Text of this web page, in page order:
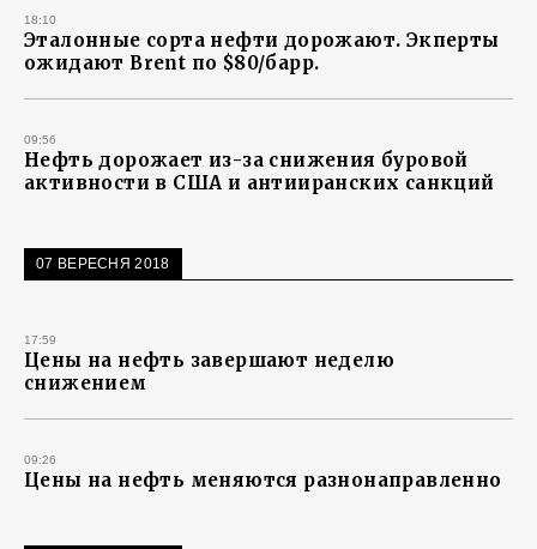
18:10
Эталонные сорта нефти дорожают. Экперты
ожидают Brent по $80/барр.
09:56
Нефть дорожает из-за снижения буровой
активности в США и антииранских санкций
07 ВЕРЕСНЯ 2018
17:59
Цены на нефть завершают неделю
снижением
09:26
Цены на нефть меняются разнонаправленно